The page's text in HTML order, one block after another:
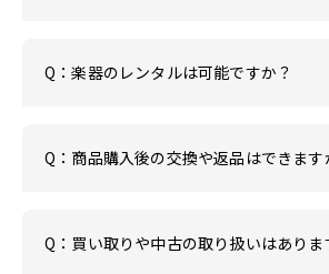
Q：楽器のレンタルは可能ですか？
Q：商品購入後の交換や返品はできます
Q：買い取りや中古の取り扱いはありま